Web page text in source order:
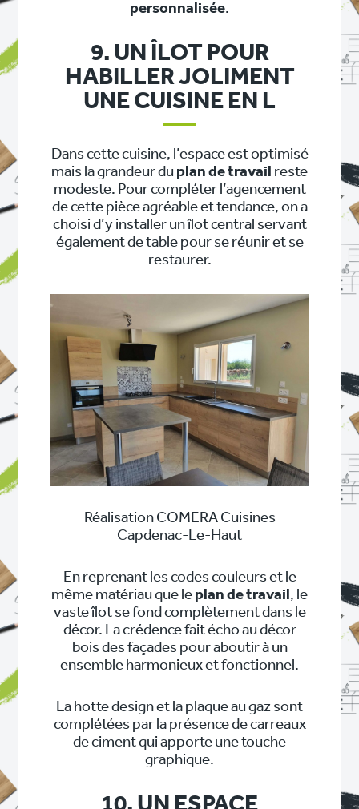
personnalisée.
9. UN ÎLOT POUR
HABILLER JOLIMENT
UNE CUISINE EN L
Dans cette cuisine, l’espace est optimisé
mais la grandeur du plan de travail reste
modeste. Pour compléter l’agencement
de cette pièce agréable et tendance, on a
choisi d’y installer un îlot central servant
également de table pour se réunir et se
restaurer.
Réalisation COMERA Cuisines
Capdenac-Le-Haut
En reprenant les codes couleurs et le
même matériau que le plan de travail, le
vaste îlot se fond complètement dans le
décor. La crédence fait écho au décor
bois des façades pour aboutir à un
ensemble harmonieux et fonctionnel.
La hotte design et la plaque au gaz sont
complétées par la présence de carreaux
de ciment qui apporte une touche
graphique.